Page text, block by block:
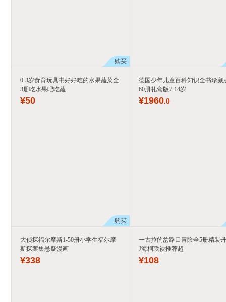
购买
0-3岁食育玩具书好好吃的水果蔬菜全
3册吃水果吧吃蔬
¥50
购买
德国少年儿童百科知识全书珍藏
60册礼盒版7-14岁
¥1960.0
大侦探福尔摩斯1-50册小学生福尔摩
斯探案集悬疑漫画
¥338
一古拉的岔路口冒险全5册精装
J海桐联袂推荐超
¥108